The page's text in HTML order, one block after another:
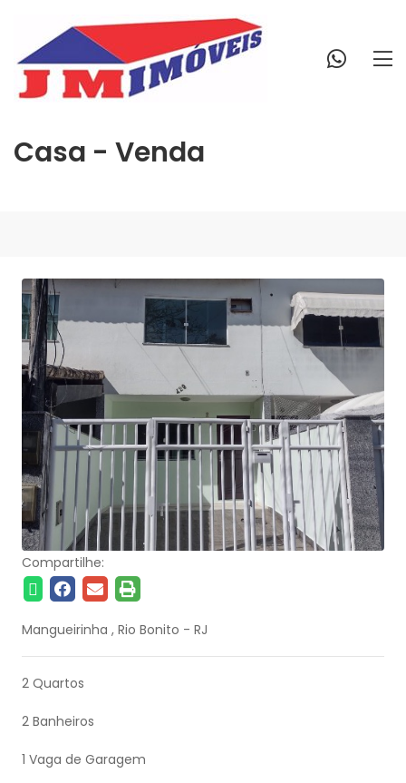
Casa - Venda
Compartilhe:
Mangueirinha , Rio Bonito - RJ
2 Quartos
2 Banheiros
1 Vaga de Garagem